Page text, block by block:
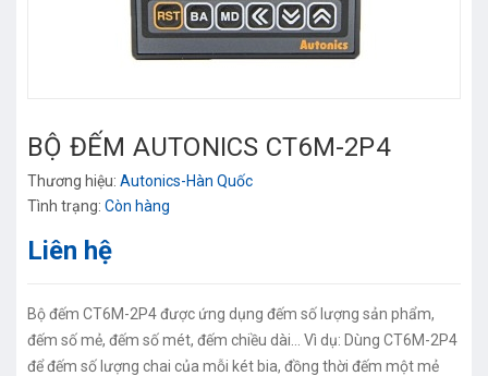
BỘ ĐẾM AUTONICS CT6M-2P4
Thương hiệu: Autonics-Hàn Quốc
Tình trạng: Còn hàng
Liên hệ
Bộ đếm CT6M-2P4 được ứng dụng đếm số lượng sản phẩm,
đếm số mẻ, đếm số mét, đếm chiều dài... Vì dụ: Dùng CT6M-2P4
để đếm số lượng chai của mỗi két bia, đồng thời đếm một mẻ